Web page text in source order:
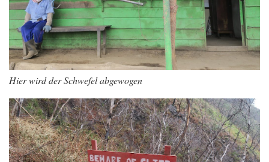
Hier wird der Schwefel abgewogen